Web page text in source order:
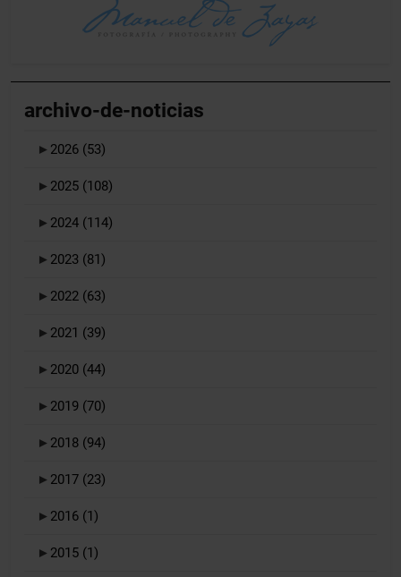
archivo-de-noticias
► 2026 (53)
► 2025 (108)
► 2024 (114)
► 2023 (81)
► 2022 (63)
► 2021 (39)
► 2020 (44)
► 2019 (70)
► 2018 (94)
► 2017 (23)
► 2016 (1)
► 2015 (1)